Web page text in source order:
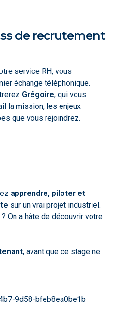
de recrutement
service RH, vous
échange téléphonique.
Grégoire, qui vous
la mission, les enjeux
que vous rejoindrez.
apprendre, piloter et
sur un vrai projet industriel.
On a hâte de découvrir votre
, avant que ce stage ne
9d58-bfeb8ea0be1b